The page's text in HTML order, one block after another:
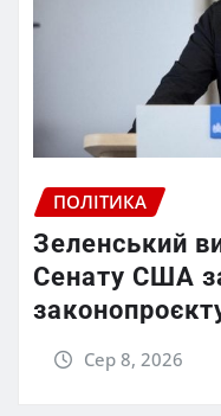
ПОЛІТИКА
Зеленський
Сенату США
Сер 8, 2026